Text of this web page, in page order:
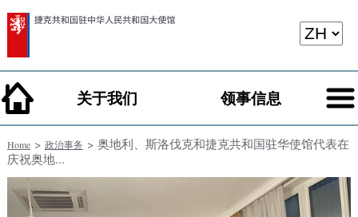
关于我们 领事信息
Home> 政治事务 > 奥地利、斯洛伐克和捷克共和国驻华使馆代表在
庆祝奥地...